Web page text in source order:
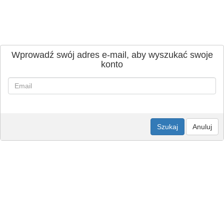
Wprowadź swój adres e-mail, aby wyszukać swoje
konto
Szukaj Anuluj